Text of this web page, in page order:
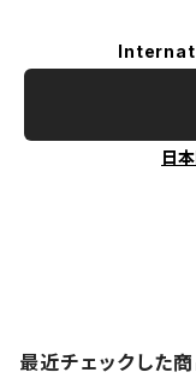
日
最近チェックした